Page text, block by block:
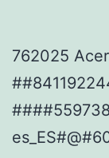
762025